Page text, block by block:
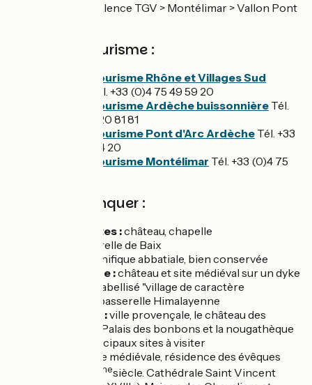
Ligne 76 : Valence TGV > Montélimar > Vallon Pont
Offices de Tourisme :
Office de tourisme Rhône et Villages Sud
Tél. +33 (0)4 75 49 59 20
Office de tourisme Ardèche buissonnière Tél.
+33 (0)4 75 20 81 81
Office de tourisme Pont d'Arc Ardèche Tél. +33
(0)4 75 54 54 20
Office de tourisme Montélimar Tél. +33 (0)4 75
A ne pas manquer :
Les Tourettes :château, chapelle
passerelle de Baix
magnifique abbatiale, bien conservée
Rochemaure :château et site médiéval sur un dyke
volcanique, labellisé "village de caractère
d'Ardèche", passerelle Himalayenne
Montélimar :ville provençale, le château des
Adhémar, le Palais des bonbons et la nougathèque
sont les principaux sites à visiter
Ville médiévale, résidence des évêques
èmesiècle. Cathédrale Saint Vincent